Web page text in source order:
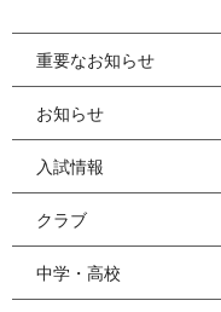
重要なお知らせ
お知らせ
入試情報
クラブ
中学・高校